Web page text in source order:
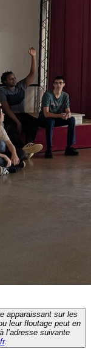
apparaissant sur les
leur floutage peut en
l’adresse suivante
.